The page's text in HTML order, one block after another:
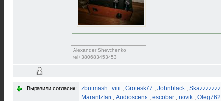
Alexander Shevchenko
tel+380683453453
Выразили согласие: zbutmash , viiii , Grotesk77 , Johnblack ,
Marantzfan , Audioscena , escobar , novik ,